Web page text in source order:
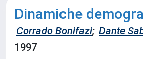
Dinamiche
Corrado Bonifazi; Dante
1997